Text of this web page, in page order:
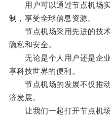
用户可以通过节点机场实
制，享受全球信息资源。
节点机场采用先进的技术
隐私和安全。
无论是个人用户还是企业
享科技世界的便利。
节点机场的发展不仅推动
济发展。
让我们一起打开节点机场